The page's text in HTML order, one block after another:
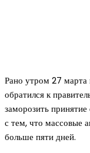
Рано утром 27 марта
обратился к
заморозить
с тем, что массовые
больше пяти дней.